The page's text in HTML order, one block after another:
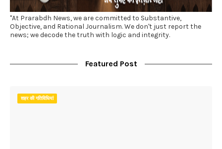
"At Prarabdh News, we are committed to Substantive,
Objective, and Rational Journalism. We don't just report the
news; we decode the truth with logic and integrity.
Featured Post
शहर की गतिविधियां